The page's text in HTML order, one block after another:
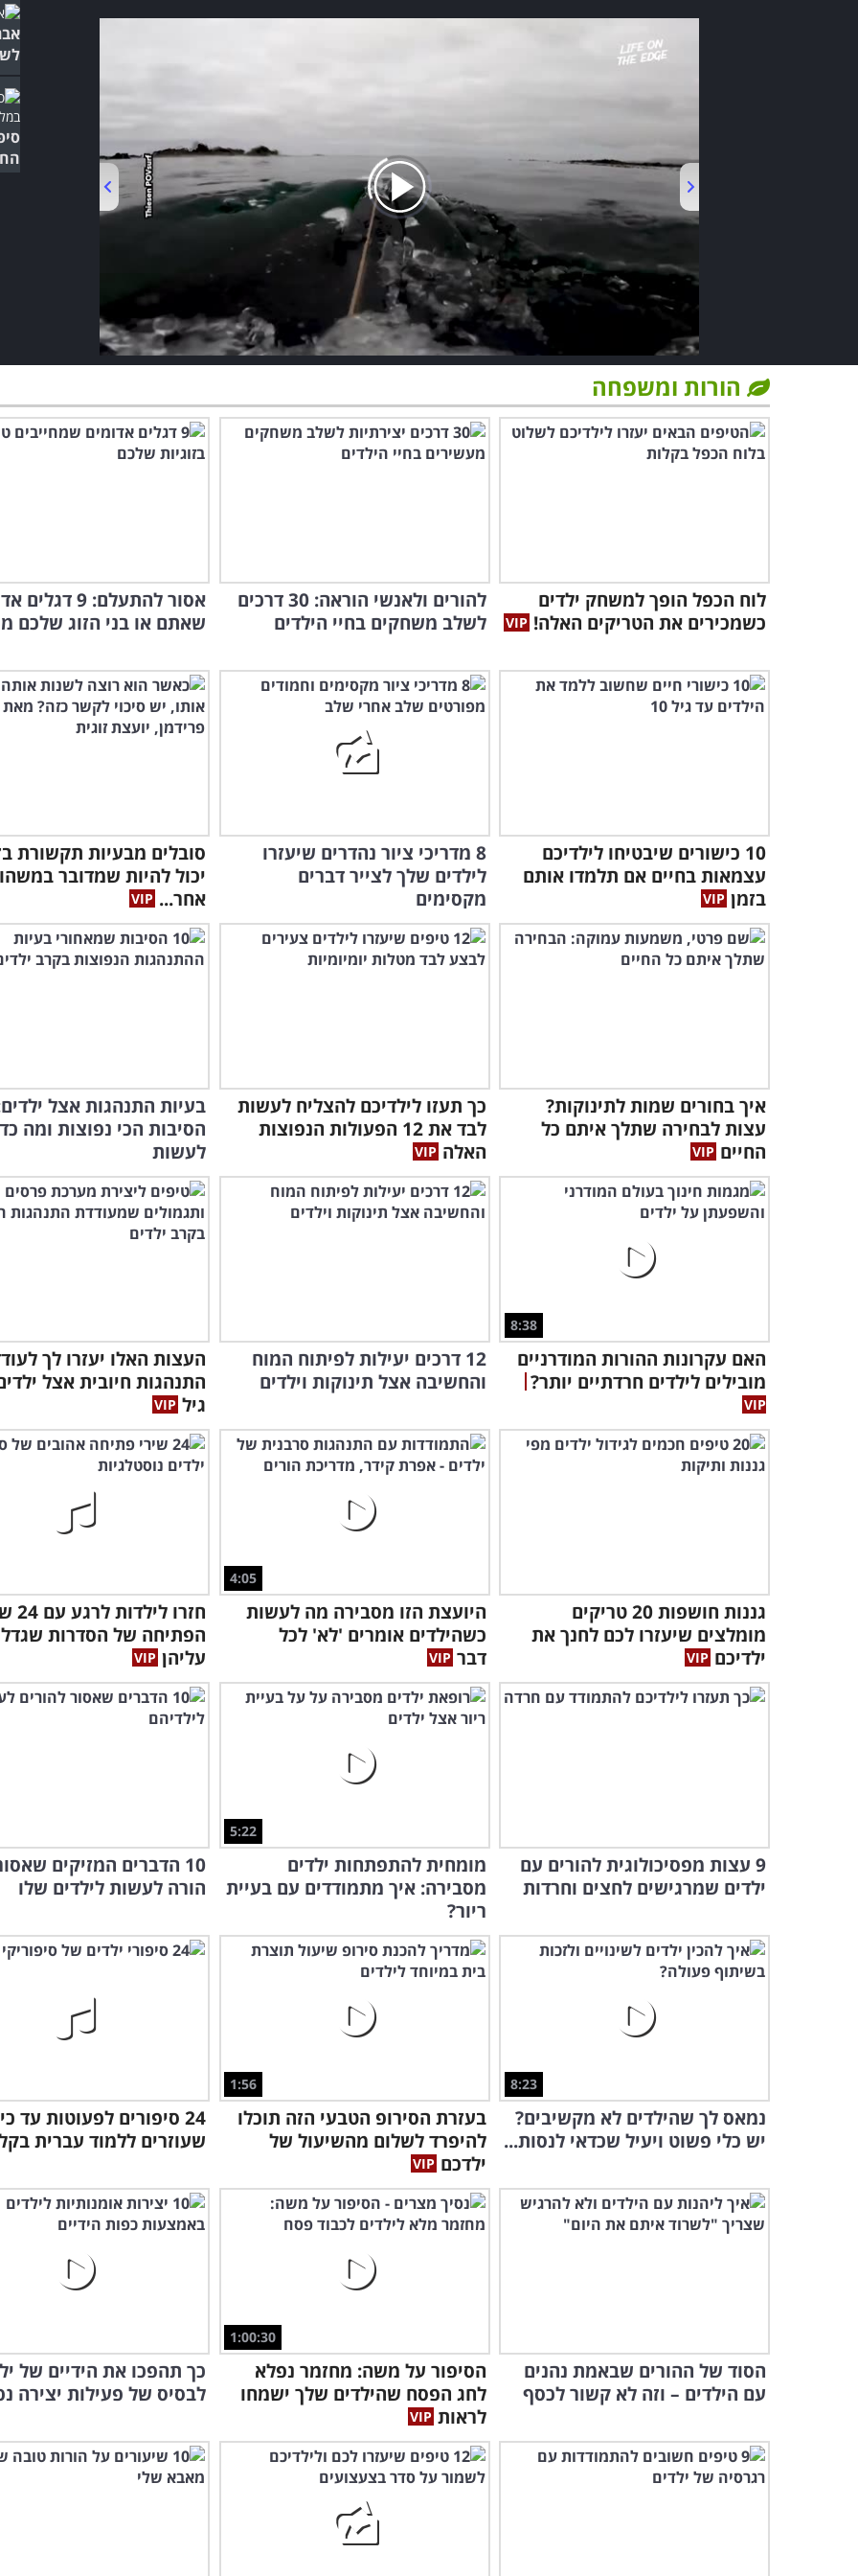
00:00/03:55
הורות ומשפחה
לוח הכפל הופך למשחק ילדים
כשמכירים את הטריקים האלה!
להורים ולאנשי הוראה: 30 דרכים
לשלב משחקים בחיי הילדים
אסור להתעלם: 9
שאתם או בני הזוג שלכם
10 כישורים שיבטיחו לילדיכם
עצמאות בחיים אם תלמדו אותם
בזמן
8 מדריכי ציור נהדרים שיעזרו
לילדים שלך לצייר דברים
מקסימים
סובלים מבעיות תקשורת
יכול להיות שמדובר במשהו
אחר...
איך בחורים שמות לתינוקות?
עצות לבחירה שתלך איתם כל
החיים
כך תעזו לילדיכם להצליח לעשות
לבד את 12 הפעולות הנפוצות
האלה
בעיות התנהגות אצל
הסיבות הכי נפוצות ומה
לעשות
8:38
האם עקרונות ההורות המודרניים
מובילים לילדים חרדתיים יותר?
12 דרכים יעילות לפיתוח המוח
והחשיבה אצל תינוקות וילדים
העצות האלו יעזרו לך
התנהגות חיובית אצל
גיל
גננות חושפות 20 טריקים
מומלצים שיעזרו לכם לחנך את
ילדיכם
4:05
היועצת הזו מסבירה מה לעשות
כשהילדים אומרים 'לא' לכל
דבר
חזרו
הפתיחה של הסדרות
עליהן
9 עצות מפסיכולוגית להורים עם
ילדים שמרגישים לחצים וחרדות
5:22
מומחית להתפתחות ילדים
מסבירה: איך מתמודדים עם בעיית
ריור?
10 הדברים המזיקים
הורה לעשות לילדים שלו
8:23
נמאס לך שהילדים לא מקשיבים?
יש כלי פשוט ויעיל שכדאי לנסות...
1:56
בעזרת הסירופ הטבעי הזה תוכלו
להיפרד לשלום מהשיעול של
ילדכם
24 סיפורים לפעוטות עד
שעוזרים ללמוד עברית
הסוד של ההורים שבאמת נהנים
עם הילדים – וזה לא קשור לכסף
1:00:30
הסיפור על משה: מחזמר נפלא
לחג הפסח שהילדים שלך ישמחו
לראות
כך תהפכו את הידיים של
לבסיס של פעילות יצירה